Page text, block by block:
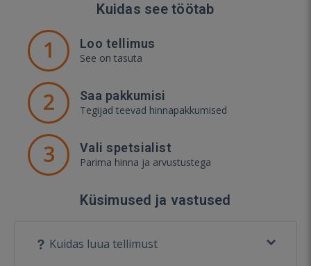
Kuidas see töötab
1 Loo tellimus
See on tasuta
2 Saa pakkumisi
Tegijad teevad hinnapakkumised
3 Vali spetsialist
Parima hinna ja arvustustega
Küsimused ja vastused
Kuidas luua tellimust